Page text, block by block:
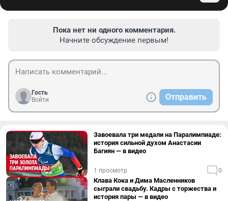
Пока нет ни одного комментария.
Начните обсуждение первым!
Гость
Войти
Отправить
Завоевала три медали на Паралимпиаде:
история сильной духом Анастасии
Багиян — в видео
1 просмотр 0
Клава Кока и Дима Масленников
сыграли свадьбу. Кадры с торжества и
история пары — в видео